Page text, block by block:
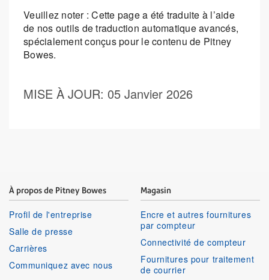
Veuillez noter : Cette page a été traduite à l’aide
de nos outils de traduction automatique avancés,
spécialement conçus pour le contenu de Pitney
Bowes.
MISE À JOUR: 05 Janvier 2026
À propos de Pitney Bowes
Profil de l'entreprise
Salle de presse
Carrières
Communiquez avec nous
Magasin
Encre et autres fournitures
par compteur
Connectivité de compteur
Fournitures pour traitement
de courrier